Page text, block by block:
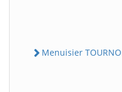
Menuisier